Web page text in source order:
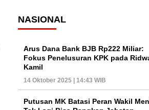
NASIONAL
Arus Dana Bank BJB Rp222 Miliar:
Fokus Penelusuran KPK pada
Kamil
14 Oktober 2025 | 14:43 WIB
Putusan MK Batasi Peran Wakil